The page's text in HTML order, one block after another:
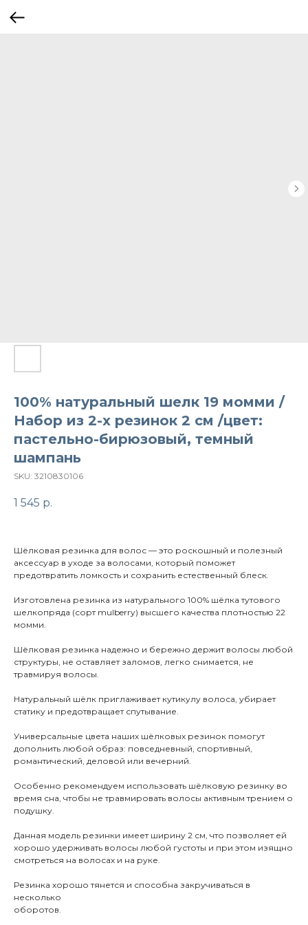
100% натуральный шелк 19 момми /
Набор из 2-х резинок 2 см /цвет:
пастельно-бирюзовый, темный
шампань
SKU: 3210830106
1 545 р.
Шёлковая резинка для волос — это роскошный и полезный
аксессуар в уходе за волосами, который поможет
предотвратить ломкость и сохранить естественный блеск.
Изготовлена резинка из натурального 100% шёлка тутового
шелкопряда (сорт mulberry) высшего качества плотностью 22
момми.
Шёлковая резинка надежно и бережно держит волосы любой
структуры, не оставляет заломов, легко снимается, не
травмируя волосы.
Натуральный шёлк приглаживает кутикулу волоса, убирает
статику и предотвращает спутывание.
Универсальные цвета наших шёлковых резинок помогут
дополнить любой образ: повседневный, спортивный,
романтический, деловой или вечерний.
Особенно рекомендуем использовать шёлковую резинку во
время сна, чтобы не травмировать волосы активным трением о
подушку.
Данная модель резинки имеет ширину 2 см, что позволяет ей
хорошо удерживать волосы любой густоты и при этом изящно
смотреться на волосах и на руке.
Резинка хорошо тянется и способна закручиваться в
несколько
оборотов.